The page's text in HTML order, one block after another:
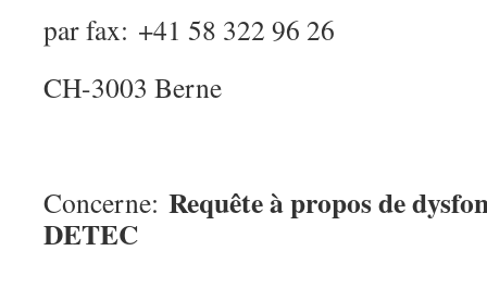
par fax: +41 58 322 96 26
CH-3003 Berne
Concerne: Requête à propos de
DETEC